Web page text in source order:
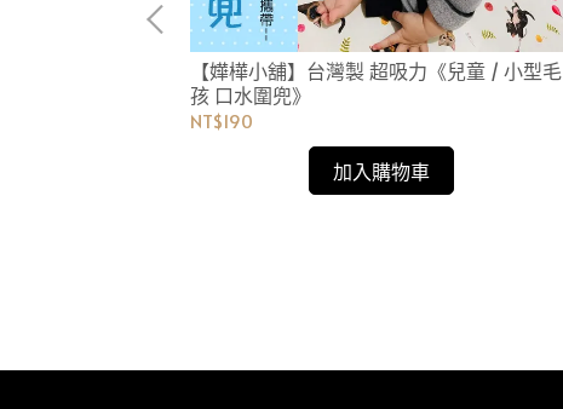
【嬅樺小舖】台灣製 超吸力《兒童 / 小型毛
孩 口水圍兜》
NT$190
加入購物車